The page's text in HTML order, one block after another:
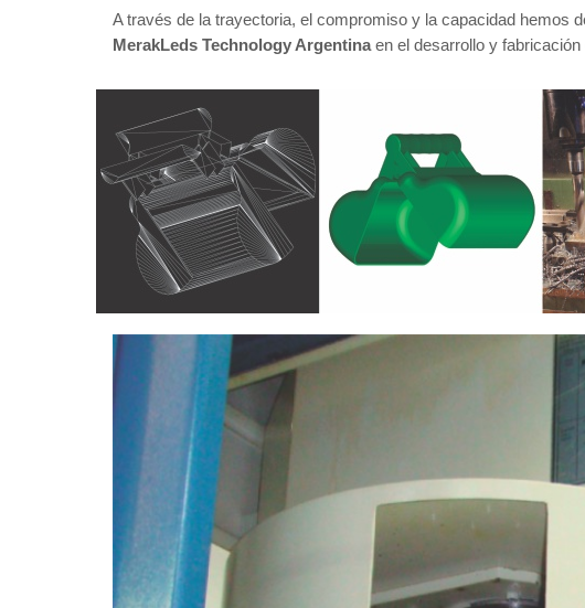
A través de la trayectoria, el compromiso y la capacidad hemos
MerakLeds Technology Argentinaen el desarrollo y